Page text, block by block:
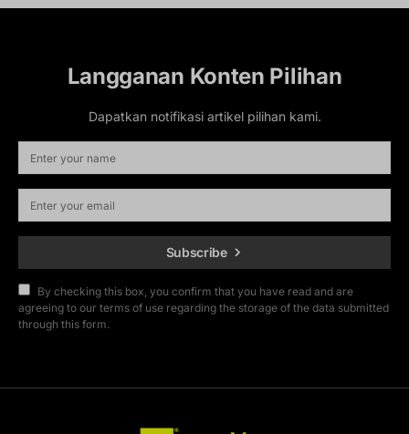
Langganan Konten Pilihan
Dapatkan notifikasi artikel pilihan kami.
Subscribe
By checking this box, you confirm that you have read and are
agreeing to our terms of use regarding the storage of the data submitted
through this form.